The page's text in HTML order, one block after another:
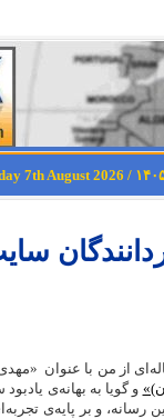
از من با عنوان «
و بر پایه‌ی